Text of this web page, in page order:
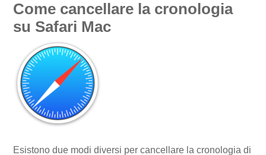
Come cancellare la cronologia
su Safari Mac
Esistono due modi diversi per cancellare la cronologia di